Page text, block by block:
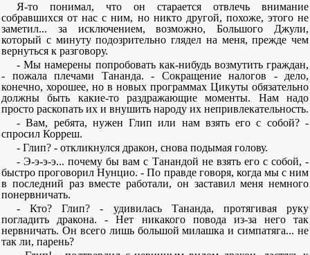
Я-то понимал, что он старается отвлечь внимание
собравшихся от нас с ним, но никто другой, похоже, этого не
заметил... за исключением, возможно, Большого Джули,
который с минуту подозрительно глядел на меня, прежде чем
вернуться к разговору.
- Мы намерены попробовать как-нибудь возмутить граждан,
- пожала плечами Тананда. - Сокращение налогов - дело,
конечно, хорошее, но в новых программах Цикуты обязательно
должны быть какие-то раздражающие моменты. Нам надо
просто раскопать их и внушить народу их непривлекательность.
- Вам, ребята, нужен Глип или нам взять его с собой? -
спросил Корреш.
- Глип? - откликнулся дракон, снова подымая голову.
- Э-э-э-э... почему бы вам с Танандой не взять его с собой, -
быстро проговорил Нунцио. - По правде говоря, когда мы с ним
в последний раз вместе работали, он заставил меня немного
понервничать.
- Кто? Глип? - удивилась Тананда, протягивая руку
погладить дракона. - Нет никакого повода из-за него так
нервничать. Он всего лишь большой милашка и симпатяга... не
так ли, парень?